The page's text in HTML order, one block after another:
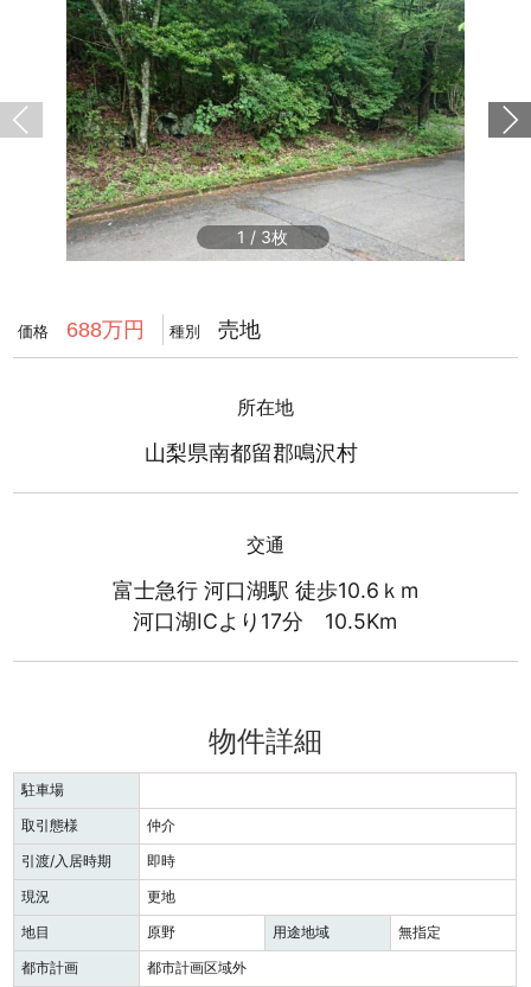
1 / 3
価格 688万円 種別 売地
所在地
山梨県南都留郡鳴沢村
交通
富士急行 河口湖駅 徒歩10.6ｋm
河口湖ICより17分 10.5Km
物件詳細
駐車場
取引態様
仲介
引渡/入居時期
即時
現況
更地
地目
原野 用途地域
無指定
都市計画
都市計画区域外